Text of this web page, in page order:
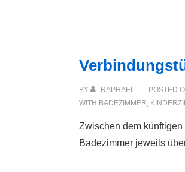
BY RAPHAEL POSTED
WITH BADEZIMMER,
Zwischen dem
Badezimmer jeweils